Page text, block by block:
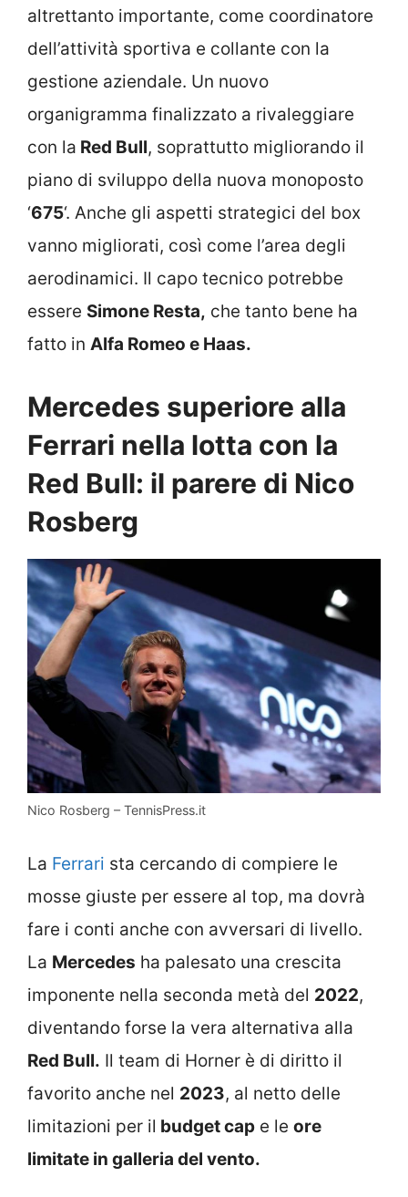
altrettanto importante, come coordinatore
dell’attività sportiva e collante con la
gestione aziendale. Un nuovo
organigramma finalizzato a rivaleggiare
con la Red Bull, soprattutto migliorando il
piano di sviluppo della nuova monoposto
‘675‘. Anche gli aspetti strategici del box
vanno migliorati, così come l’area degli
aerodinamici. Il capo tecnico potrebbe
essere Simone Resta, che tanto bene ha
fatto in Alfa Romeo e Haas.
Mercedes superiore alla
Ferrari nella lotta con la
Red Bull: il parere di Nico
Rosberg
Nico Rosberg – TennisPress.it
La Ferrari sta cercando di compiere le
mosse giuste per essere al top, ma dovrà
fare i conti anche con avversari di livello.
La Mercedes ha palesato una crescita
imponente nella seconda metà del 2022,
diventando forse la vera alternativa alla
Red Bull. Il team di Horner è di diritto il
favorito anche nel 2023, al netto delle
limitazioni per il budget cap e le ore
limitate in galleria del vento.